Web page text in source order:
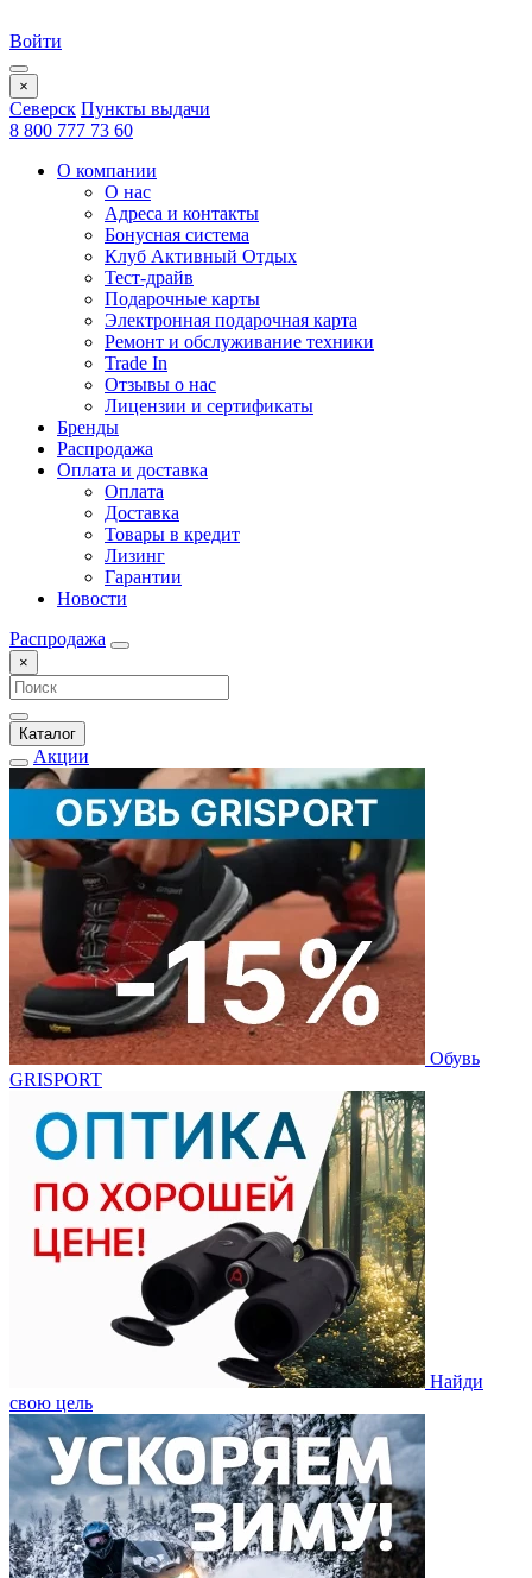
Войти
×
Северск Пункты выдачи
8 800 777 73 60
О компании
О нас
Адреса и контакты
Бонусная система
Клуб Активный Отдых
Тест-драйв
Подарочные карты
Электронная подарочная карта
Ремонт и обслуживание техники
Trade In
Отзывы о нас
Лицензии и сертификаты
Бренды
Распродажа
Оплата и доставка
Оплата
Доставка
Товары в кредит
Лизинг
Гарантии
Новости
Распродажа
×
Каталог
Акции
Обувь
GRISPORT
Найди
свою цель